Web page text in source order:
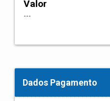
Valor
---
Dados Pagamento